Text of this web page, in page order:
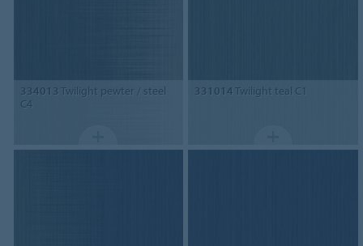
334013 Twilight pewter / steel
C4
331014Twilight teal C1